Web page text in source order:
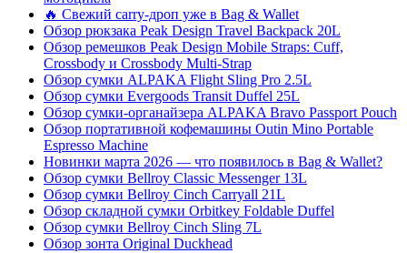
🔥 Свежий carry-дроп уже в Bag & Wallet
Обзор рюкзака Peak Design Travel Backpack 20L
Обзор ремешков Peak Design Mobile Straps: Cuff,
Crossbody и Crossbody Multi-Strap
Обзор сумки ALPAKA Flight Sling Pro 2.5L
Обзор сумки Evergoods Transit Duffel 25L
Обзор сумки-органайзера ALPAKA Bravo Passport Pouch
Обзор портативной кофемашины Outin Mino Portable
Espresso Machine
Новинки марта 2026 — что появилось в Bag & Wallet?
Обзор сумки Bellroy Classic Messenger 13L
Обзор сумки Bellroy Cinch Carryall 21L
Обзор складной сумки Orbitkey Foldable Duffel
Обзор сумки Bellroy Cinch Sling 7L
Обзор зонта Original Duckhead